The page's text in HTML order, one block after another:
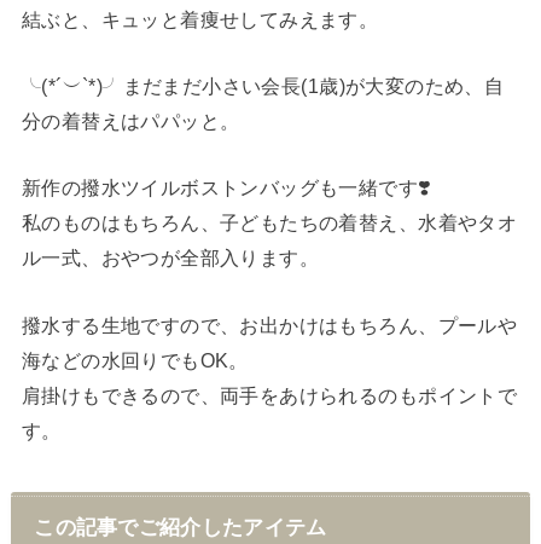
結ぶと、キュッと着痩せしてみえます。
╰(*´︶`*)╯まだまだ小さい会長(1歳)が大変のため、自
分の着替えはパパッと。
新作の撥水ツイルボストンバッグも一緒です❣️
私のものはもちろん、子どもたちの着替え、水着やタオ
ル一式、おやつが全部入ります。
撥水する生地ですので、お出かけはもちろん、プールや
海などの水回りでもOK。
肩掛けもできるので、両手をあけられるのもポイントで
す。
この記事でご紹介したアイテム